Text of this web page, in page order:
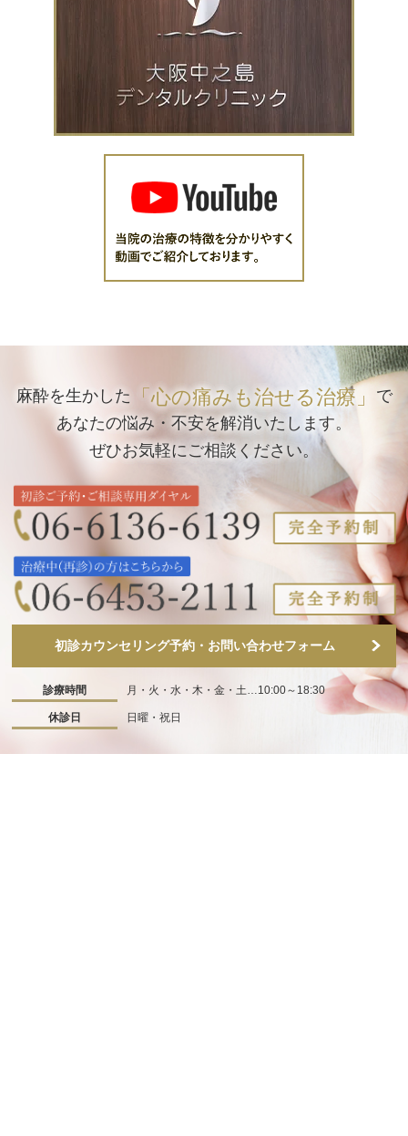
麻酔を生かした 「心の痛みも治せる治療」
で
あなたの悩み・不安を解消いたします。
ぜひお気軽にご相談ください。
初診カウンセリング予約・お問い合わせフォーム
診療時間 月・火・水・木・金・土…10:00～18:30
休診日 日曜・祝日